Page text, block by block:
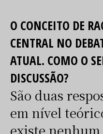
O CONCEITO DE
CENTRAL NO
ATUAL. COMO O
DISCUSSÃO?
São duas
em nível
existe